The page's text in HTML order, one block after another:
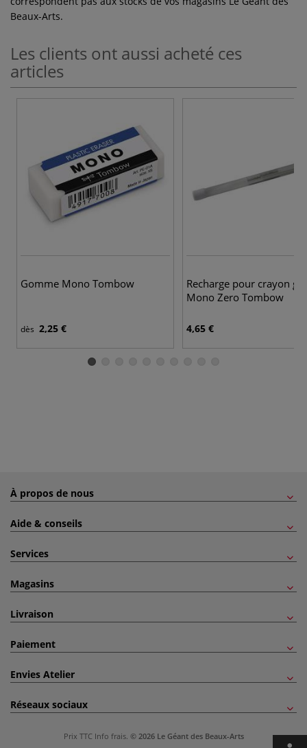
Beaux-Arts.
Les clients ont aussi acheté ces
articles
Gomme Mono Tombow
dès 2,25 €
Recharge pour crayon
Mono Zero Tombow
4,65 €
À propos de nous
Aide & conseils
Services
Magasins
Livraison
Paiement
Envies Atelier
Réseaux sociaux
Prix TTC Info frais. © 2026 Le Géant des Beaux-Arts